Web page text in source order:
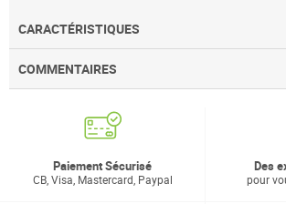
CARACTÉRISTIQUES
COMMENTAIRES
Paiement Sécurisé
CB, Visa, Mastercard, Paypal
Des
pour